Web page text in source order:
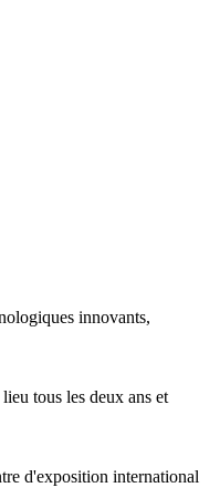
innovants,
tous les deux ans et
d'exposition international